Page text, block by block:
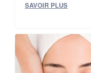
SAVOIR PLUS